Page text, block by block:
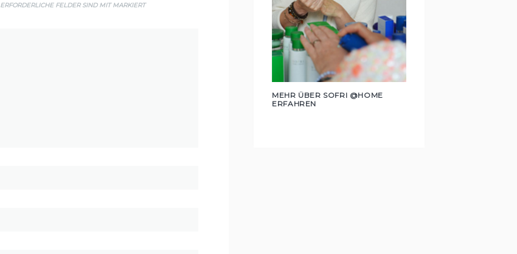
ERFORDERLICHE FELDER SIND MITMARKIERT
MEHR ÜBER SOFRI @HOME
ERFAHREN